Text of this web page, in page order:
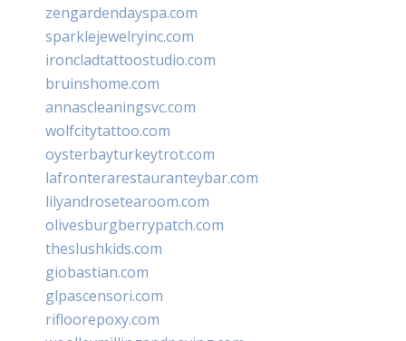
zengardendayspa.com
sparklejewelryinc.com
ironcladtattoostudio.com
bruinshome.com
annascleaningsvc.com
wolfcitytattoo.com
oysterbayturkeytrot.com
lafronterarestauranteybar.com
lilyandrosetearoom.com
olivesburgberrypatch.com
theslushkids.com
giobastian.com
glpascensori.com
rifloorepoxy.com